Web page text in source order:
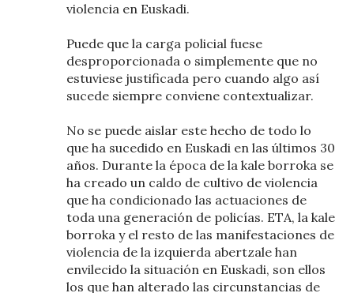
violencia en Euskadi.
Puede que la carga policial fuese
desproporcionada o simplemente que no
estuviese justificada pero cuando algo así
sucede siempre conviene contextualizar.
No se puede aislar este hecho de todo lo
que ha sucedido en Euskadi en las últimos 30
años. Durante la época de la kale borroka se
ha creado un caldo de cultivo de violencia
que ha condicionado las actuaciones de
toda una generación de policías. ETA, la kale
borroka y el resto de las manifestaciones de
violencia de la izquierda abertzale han
envilecido la situación en Euskadi, son ellos
los que han alterado las circunstancias de